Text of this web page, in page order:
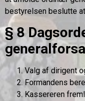
bestyrelsen beslutte
§ 8
Valg af dirigent
Formandens
Kassereren